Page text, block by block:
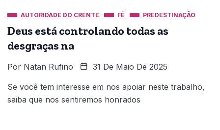
AUTORIDADE DO CRENTE FÉ PREDESTINAÇÃO
Deus está controlando todas as
desgraças na
Por Natan Rufino 31 De Maio De 2025
Se você tem interesse em nos apoiar neste trabalho,
saiba que nos sentiremos honrados